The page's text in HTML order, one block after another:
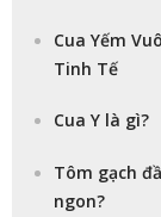
Cua Yếm
Tinh Tế
Cua Y là gì?
Tôm gạch
ngon?